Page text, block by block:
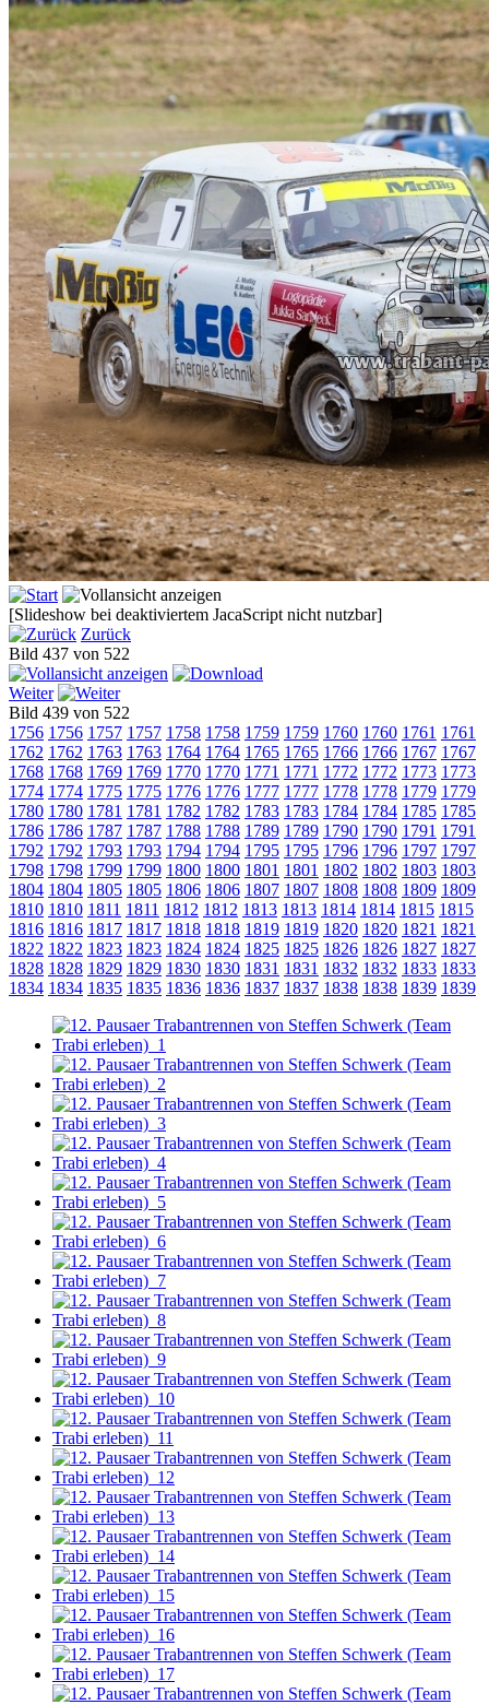
[Slideshow bei deaktiviertem JacaScript nicht nutzbar]
Zurück
Bild 437 von 522
Weiter
Bild 439 von 522
1756 1756 1757 1757 1758 1758 1759 1759 1760 1760 1761 1761
1762 1762 1763 1763 1764 1764 1765 1765 1766 1766 1767 1767
1768 1768 1769 1769 1770 1770 1771 1771 1772 1772 1773 1773
1774 1774 1775 1775 1776 1776 1777 1777 1778 1778 1779 1779
1780 1780 1781 1781 1782 1782 1783 1783 1784 1784 1785 1785
1786 1786 1787 1787 1788 1788 1789 1789 1790 1790 1791 1791
1792 1792 1793 1793 1794 1794 1795 1795 1796 1796 1797 1797
1798 1798 1799 1799 1800 1800 1801 1801 1802 1802 1803 1803
1804 1804 1805 1805 1806 1806 1807 1807 1808 1808 1809 1809
1810 1810 1811 1811 1812 1812 1813 1813 1814 1814 1815 1815
1816 1816 1817 1817 1818 1818 1819 1819 1820 1820 1821 1821
1822 1822 1823 1823 1824 1824 1825 1825 1826 1826 1827 1827
1828 1828 1829 1829 1830 1830 1831 1831 1832 1832 1833 1833
1834 1834 1835 1835 1836 1836 1837 1837 1838 1838 1839 1839